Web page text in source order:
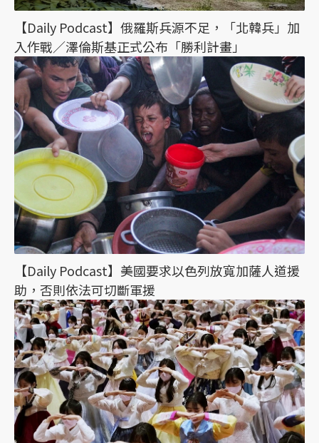
【Daily Podcast】俄羅斯兵源不足，「北韓兵」加
入作戰／澤倫斯基正式公布「勝利計畫」
【Daily Podcast】美國要求以色列放寬加薩人道援
助，否則依法可切斷軍援